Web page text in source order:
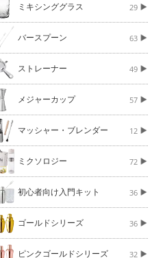
ミキシンググラス 29
バースプーン 63
ストレーナー 49
メジャーカップ 57
マッシャー・ブレンダー 12
ミクソロジー 72
初心者向け入門キット 36
ゴールドシリーズ 36
ピンクゴールドシリーズ 32